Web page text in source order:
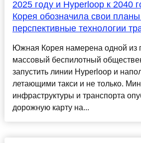
2025 году и Hyperloop к 2040
Корея обозначила свои
перспективные технологии
Южная Корея намерена одной из
массовый беспилотный
запустить линии Hyperloop и
летающими такси и не только.
инфраструктуры и транспорта
дорожную карту на...